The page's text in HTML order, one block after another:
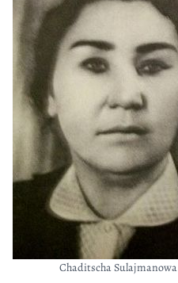
Chaditscha Sulajmanowa